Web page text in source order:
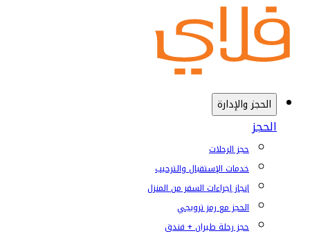
الحجز والإدارة
الحجز
حجز الرحلات
خدمات الإستقبال والترحيب
إنجاز إجراءات السفر من المنزل
الحجز مع رمز ترويجي
حجز رحلة طيران + فندق